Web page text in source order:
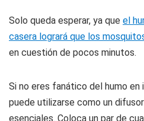
Solo queda esperar, ya que el
casera logrará que los
en cuestión de pocos minutos.
Si no eres fanático del humo en
puede utilizarse como un
esenciales. Coloca un par de